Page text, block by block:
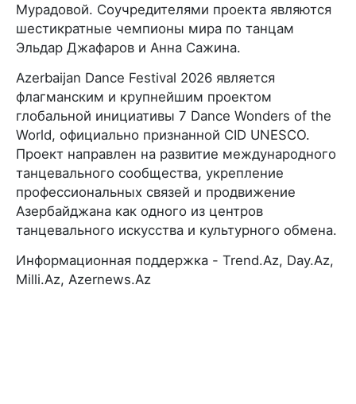
Мурадовой. Соучредителями проекта являются
шестикратные чемпионы мира по танцам
Эльдар Джафаров и Анна Сажина.
Azerbaijan Dance Festival 2026 является
флагманским и крупнейшим проектом
глобальной инициативы 7 Dance Wonders of the
World, официально признанной CID UNESCO.
Проект направлен на развитие международного
танцевального сообщества, укрепление
профессиональных связей и продвижение
Азербайджана как одного из центров
танцевального искусства и культурного обмена.
Информационная поддержка - Trend.Az, Day.Az,
Milli.Az, Azernews.Az